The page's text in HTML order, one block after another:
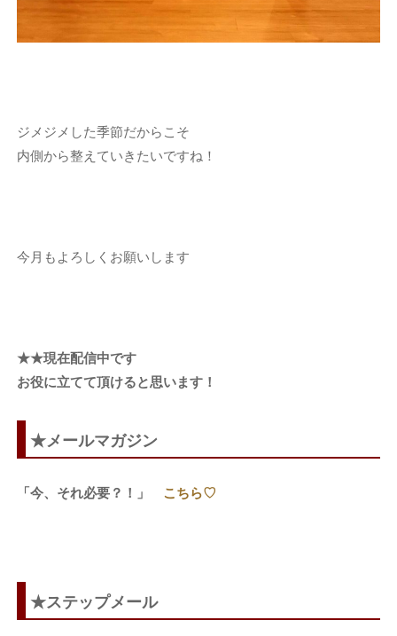
ジメジメした季節だからこそ
内側から整えていきたいですね！
今月もよろしくお願いします
★★現在配信中です
お役に立てて頂けると思います！
★メールマガジン
「今、それ必要？！」 こちら♡
★ステップメール